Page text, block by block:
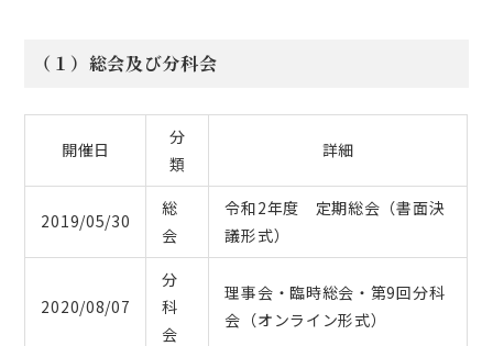
（１）総会及び分科会
開催日
分
類
詳細
2019/05/30
総
会
令和2年度 定期総会（書面決
議形式）
2020/08/07
分
科
会
理事会・臨時総会・第9回分科
会（オンライン形式）